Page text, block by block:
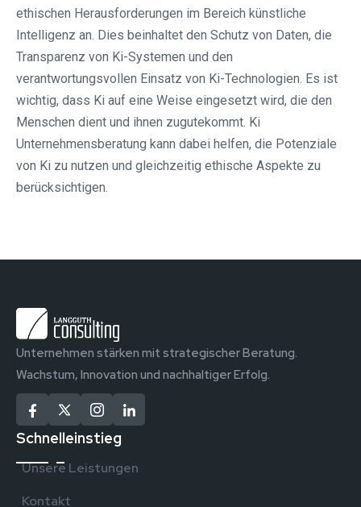
ethischen Herausforderungen im Bereich künstliche
Intelligenz an. Dies beinhaltet den Schutz von Daten, die
Transparenz von Ki-Systemen und den
verantwortungsvollen Einsatz von Ki-Technologien. Es ist
wichtig, dass Ki auf eine Weise eingesetzt wird, die den
Menschen dient und ihnen zugutekommt. Ki
Unternehmensberatung kann dabei helfen, die Potenziale
von Ki zu nutzen und gleichzeitig ethische Aspekte zu
berücksichtigen.
Unternehmen stärken mit strategischer Beratung.
Wachstum, Innovation und nachhaltiger Erfolg.
Schnelleinstieg
Unsere Leistungen
Kontakt